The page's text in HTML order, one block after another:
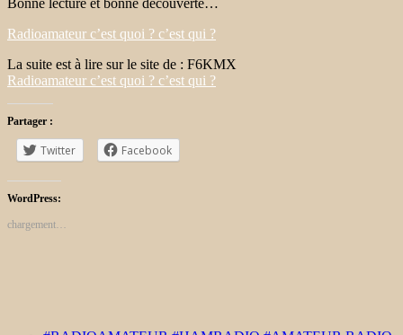
Radioamateur c’est quoi ? c’est qui ?
La suite est à lire sur le site de : F6KMX
Radioamateur c’est quoi ? c’est qui ?
Partager :
Twitter Facebook
WordPress:
chargement…